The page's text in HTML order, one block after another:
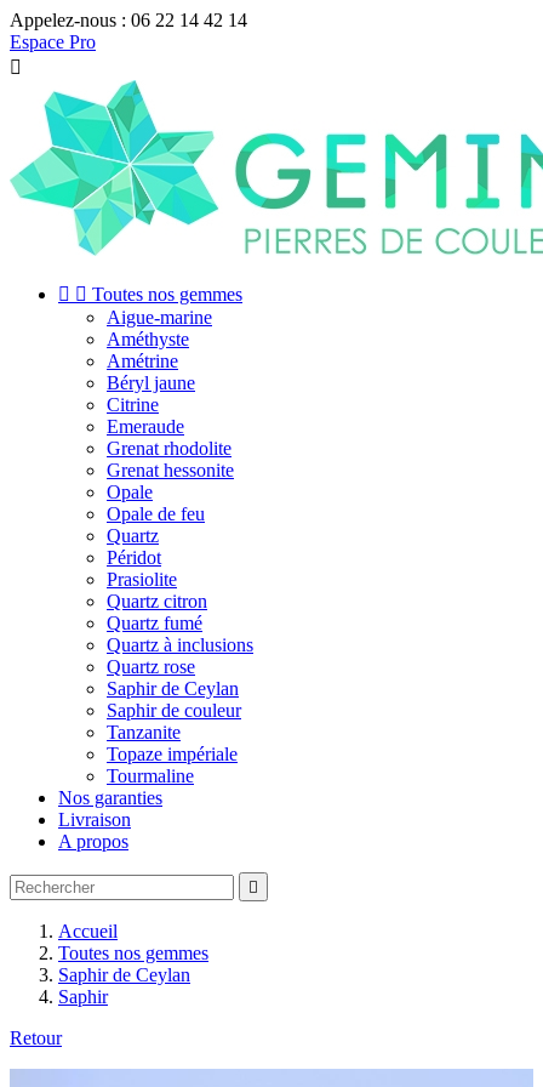
Appelez-nous : 06 22 14 42 14
Espace Pro

  Toutes nos gemmes
Aigue-marine
Améthyste
Amétrine
Béryl jaune
Citrine
Emeraude
Grenat rhodolite
Grenat hessonite
Opale
Opale de feu
Quartz
Péridot
Prasiolite
Quartz citron
Quartz fumé
Quartz à inclusions
Quartz rose
Saphir de Ceylan
Saphir de couleur
Tanzanite
Topaze impériale
Tourmaline
Nos garanties
Livraison
A propos

Accueil
Toutes nos gemmes
Saphir de Ceylan
Saphir
Retour